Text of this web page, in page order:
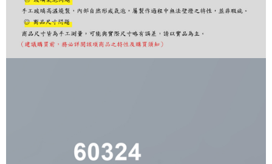
※ 請注意：結帳手續完成當下不需立刻繳費，但若您需要取消訂單，請聯絡
後付繳納相關費用。
※ 交易是否成功請以「AFTEE先享後付 」之結帳頁面顯示為準，若有關於
是否繳費成功／繳費後需取消欲退款等相關疑問，請聯繫「AFTEE先享後付
客戶支援中心」https://netprotections.freshdesk.com/support/home
３．未成年的使用者請事先徵得法定代理人或監護人之同意方可使用
「AFTEE先享後付」，若未經同意申辦者引起之損失，本公司不負相關責